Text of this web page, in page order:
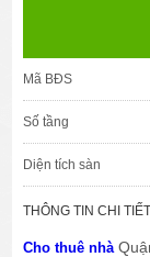
Mã BĐS
Số tầng
Diện tích sàn
THÔNG TIN CHI TIẾT
Cho thuê nhà